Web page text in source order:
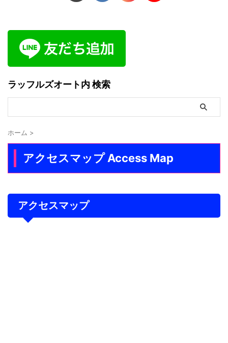
ラッフルズオート内 検索
ホーム >
アクセスマップ Access Map
アクセスマップ